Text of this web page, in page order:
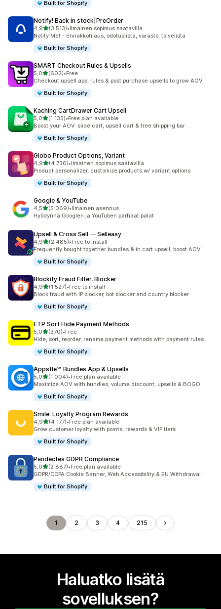
Built for Shopify
Notify! Back in stock|PreOrder
4,9/ 5 tähteä
(3 513)
3513 arvostelua yhteensä
•Ilmainen sopimus saatavilla
Notify Me! – ennakkotilaus, odotuslista, varasto, toivelista
Built for Shopify
SMART Checkout Rules & Upsells
5,0/ 5 tähteä
(602)
602 arvostelua yhteensä
•Free
Checkout upsell app, rules & post purchase upsells to grow AOV
Built for Shopify
Kaching CartDrawer Cart Upsell
5,0/ 5 tähteä
(1 135)
1135 arvostelua yhteensä
•Free plan available
Boost your AOV: slide cart, upsell cart & free shipping bar
Built for Shopify
Globo Product Options, Variant
4,9/ 5 tähteä
(4 736)
4736 arvostelua yhteensä
•Ilmainen sopimus saatavilla
Product personalizer, customize products w/ variant options
Built for Shopify
Google & YouTube
4,5/ 5 tähteä
(5 069)
5069 arvostelua yhteensä
•Ilmainen asennus
Hyödynnä Googlen ja YouTuben parhaat palat
Upsell & Cross Sell — Selleasy
4,9/ 5 tähteä
(2 485)
2485 arvostelua yhteensä
•Free to install
Frequently bought together bundles & in cart upsell, boost AOV
Built for Shopify
Blockify Fraud Filter, Blocker
4,9/ 5 tähteä
(1 527)
1527 arvostelua yhteensä
•Free to install
Block fraud with IP blocker, bot blocker and country blocker
Built for Shopify
ETP Sort Hide Payment Methods
5,0/ 5 tähteä
(370)
370 arvostelua yhteensä
•Free
Hide, sort, reorder, rename payment methods with payment rules
Built for Shopify
Appstle℠ Bundles App & Upsells
5,0/ 5 tähteä
(1 004)
1004 arvostelua yhteensä
•Free plan available
Maximize AOV with bundles, volume discount, upsells & BOGO
Built for Shopify
Smile: Loyalty Program Rewards
4,9/ 5 tähteä
(4 177)
4177 arvostelua yhteensä
•Free plan available
Grow customer loyalty with points, rewards & VIP tiers
Built for Shopify
Pandectes GDPR Compliance
5,0/ 5 tähteä
(2 887)
2887 arvostelua yhteensä
•Free plan available
GDPR/CCPA Cookie Banner, Web Accessibility & EU Withdrawal
Built for Shopify
1 2 3 4 215
Haluatko lisätä
sovelluksen?